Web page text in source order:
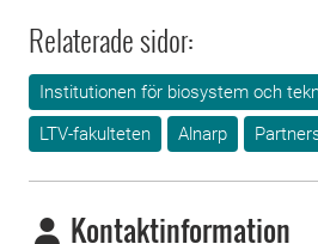
Relaterade sidor:
Institutionen för biosystem och
LTV-fakulteten
Alnarp
Kontaktinformation